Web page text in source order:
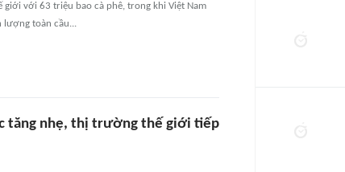
với 63 triệu bao cà phê, trong khi Việt Nam
lượng toàn cầu...
tăng nhẹ, thị trường thế giới tiếp